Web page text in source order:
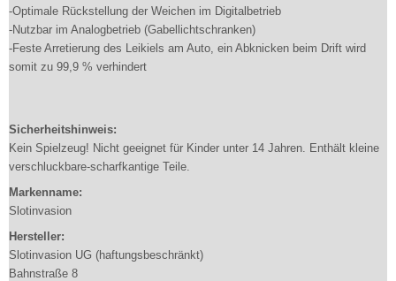
-Optimale Rückstellung der Weichen im Digitalbetrieb
-Nutzbar im Analogbetrieb (Gabellichtschranken)
-Feste Arretierung des Leikiels am Auto, ein Abknicken beim Drift wird
somit zu 99,9 % verhindert
Sicherheitshinweis:
Kein Spielzeug! Nicht geeignet für Kinder unter 14 Jahren. Enthält kleine
verschluckbare-scharfkantige Teile.
Markenname:
Slotinvasion
Hersteller:
Slotinvasion UG (haftungsbeschränkt)
Bahnstraße 8